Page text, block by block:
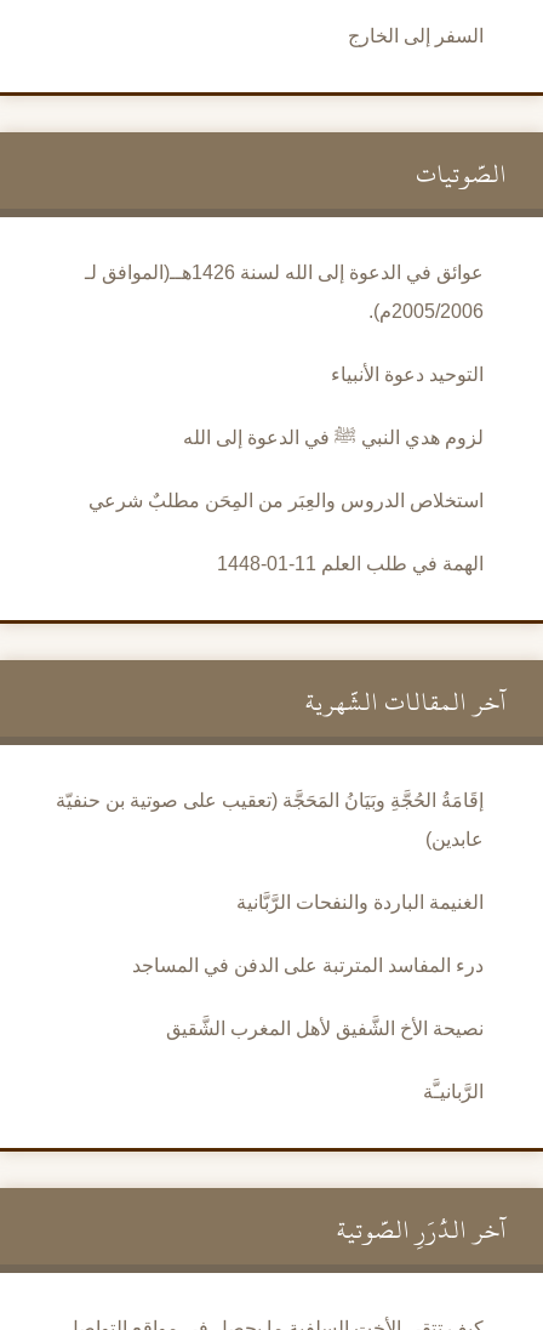
السفر إلى الخارج
الصَّوتيات
عوائق في الدعوة إلى الله لسنة 1426هــ(الموافق لـ
2005/2006م).
التوحيد دعوة الأنبياء
لزوم هدي النبي ﷺ في الدعوة إلى الله
استخلاص الدروس والعِبَر من المِحَن مطلبٌ شرعي
الهمة في طلب العلم 11-01-1448
آخر المقالات الشَّهرية
إقَامَةُ الحُجَّةِ وبَيَانُ المَحَجَّة (تعقيب على صوتية بن حنفيّة
عابدين)
الغنيمة الباردة والنفحات الرَّبَّانية
درء المفاسد المترتبة على الدفن في المساجد
نصيحة الأخ الشَّفيق لأهل المغرب الشَّقيق
الرَّبانيـَّة
آخر الدُّرَرِ الصَّوتية